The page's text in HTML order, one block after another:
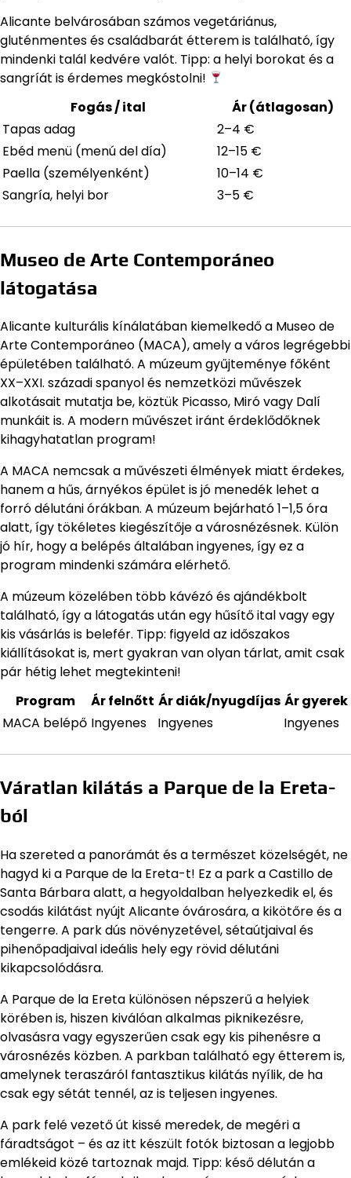
Alicante belvárosában számos vegetáriánus,
gluténmentes és családbarát étterem is található, így
mindenki talál kedvére valót. Tipp: a helyi borokat és a
sangríát is érdemes megkóstolni!
Fogás / ital
Ár (átlagosan)
Tapas adag
2–4 €
Ebéd menü (menú del día)
12–15 €
Paella (személyenként)
10–14 €
Sangría, helyi bor
3–5 €
Museo de Arte Contemporáneo
látogatása
Alicante kulturális kínálatában kiemelkedő a Museo de
Arte Contemporáneo (MACA), amely a város legrégebbi
épületében található. A múzeum gyűjteménye főként
XX–XXI. századi spanyol és nemzetközi művészek
alkotásait mutatja be, köztük Picasso, Miró vagy Dalí
munkáit is. A modern művészet iránt érdeklődőknek
kihagyhatatlan program!
A MACA nemcsak a művészeti élmények miatt érdekes,
hanem a hűs, árnyékos épület is jó menedék lehet a
forró délutáni órákban. A múzeum bejárható 1–1,5 óra
alatt, így tökéletes kiegészítője a városnézésnek. Külön
jó hír, hogy a belépés általában ingyenes, így ez a
program mindenki számára elérhető.
A múzeum közelében több kávézó és ajándékbolt
található, így a látogatás után egy hűsítő ital vagy egy
kis vásárlás is belefér. Tipp: figyeld az időszakos
kiállításokat is, mert gyakran van olyan tárlat, amit csak
pár hétig lehet megtekinteni!
Program
Ár felnőtt Ár diák/nyugdíjas Ár gyerek
MACA belépő Ingyenes Ingyenes Ingyenes
Váratlan kilátás a Parque de la Ereta-
ból
Ha szereted a panorámát és a természet közelségét, ne
hagyd ki a Parque de la Ereta-t! Ez a park a Castillo de
Santa Bárbara alatt, a hegyoldalban helyezkedik el, és
csodás kilátást nyújt Alicante óvárosára, a kikötőre és a
tengerre. A park dús növényzetével, sétaútjaival és
pihenőpadjaival ideális hely egy rövid délutáni
kikapcsolódásra.
A Parque de la Ereta különösen népszerű a helyiek
körében is, hiszen kiválóan alkalmas piknikezésre,
olvasásra vagy egyszerűen csak egy kis pihenésre a
városnézés közben. A parkban található egy étterem is,
amelynek teraszáról fantasztikus kilátás nyílik, de ha
csak egy sétát tennél, az is teljesen ingyenes.
A park felé vezető út kissé meredek, de megéri a
fáradtságot – és az itt készült fotók biztosan a legjobb
emlékeid közé tartoznak majd. Tipp: késő délután a